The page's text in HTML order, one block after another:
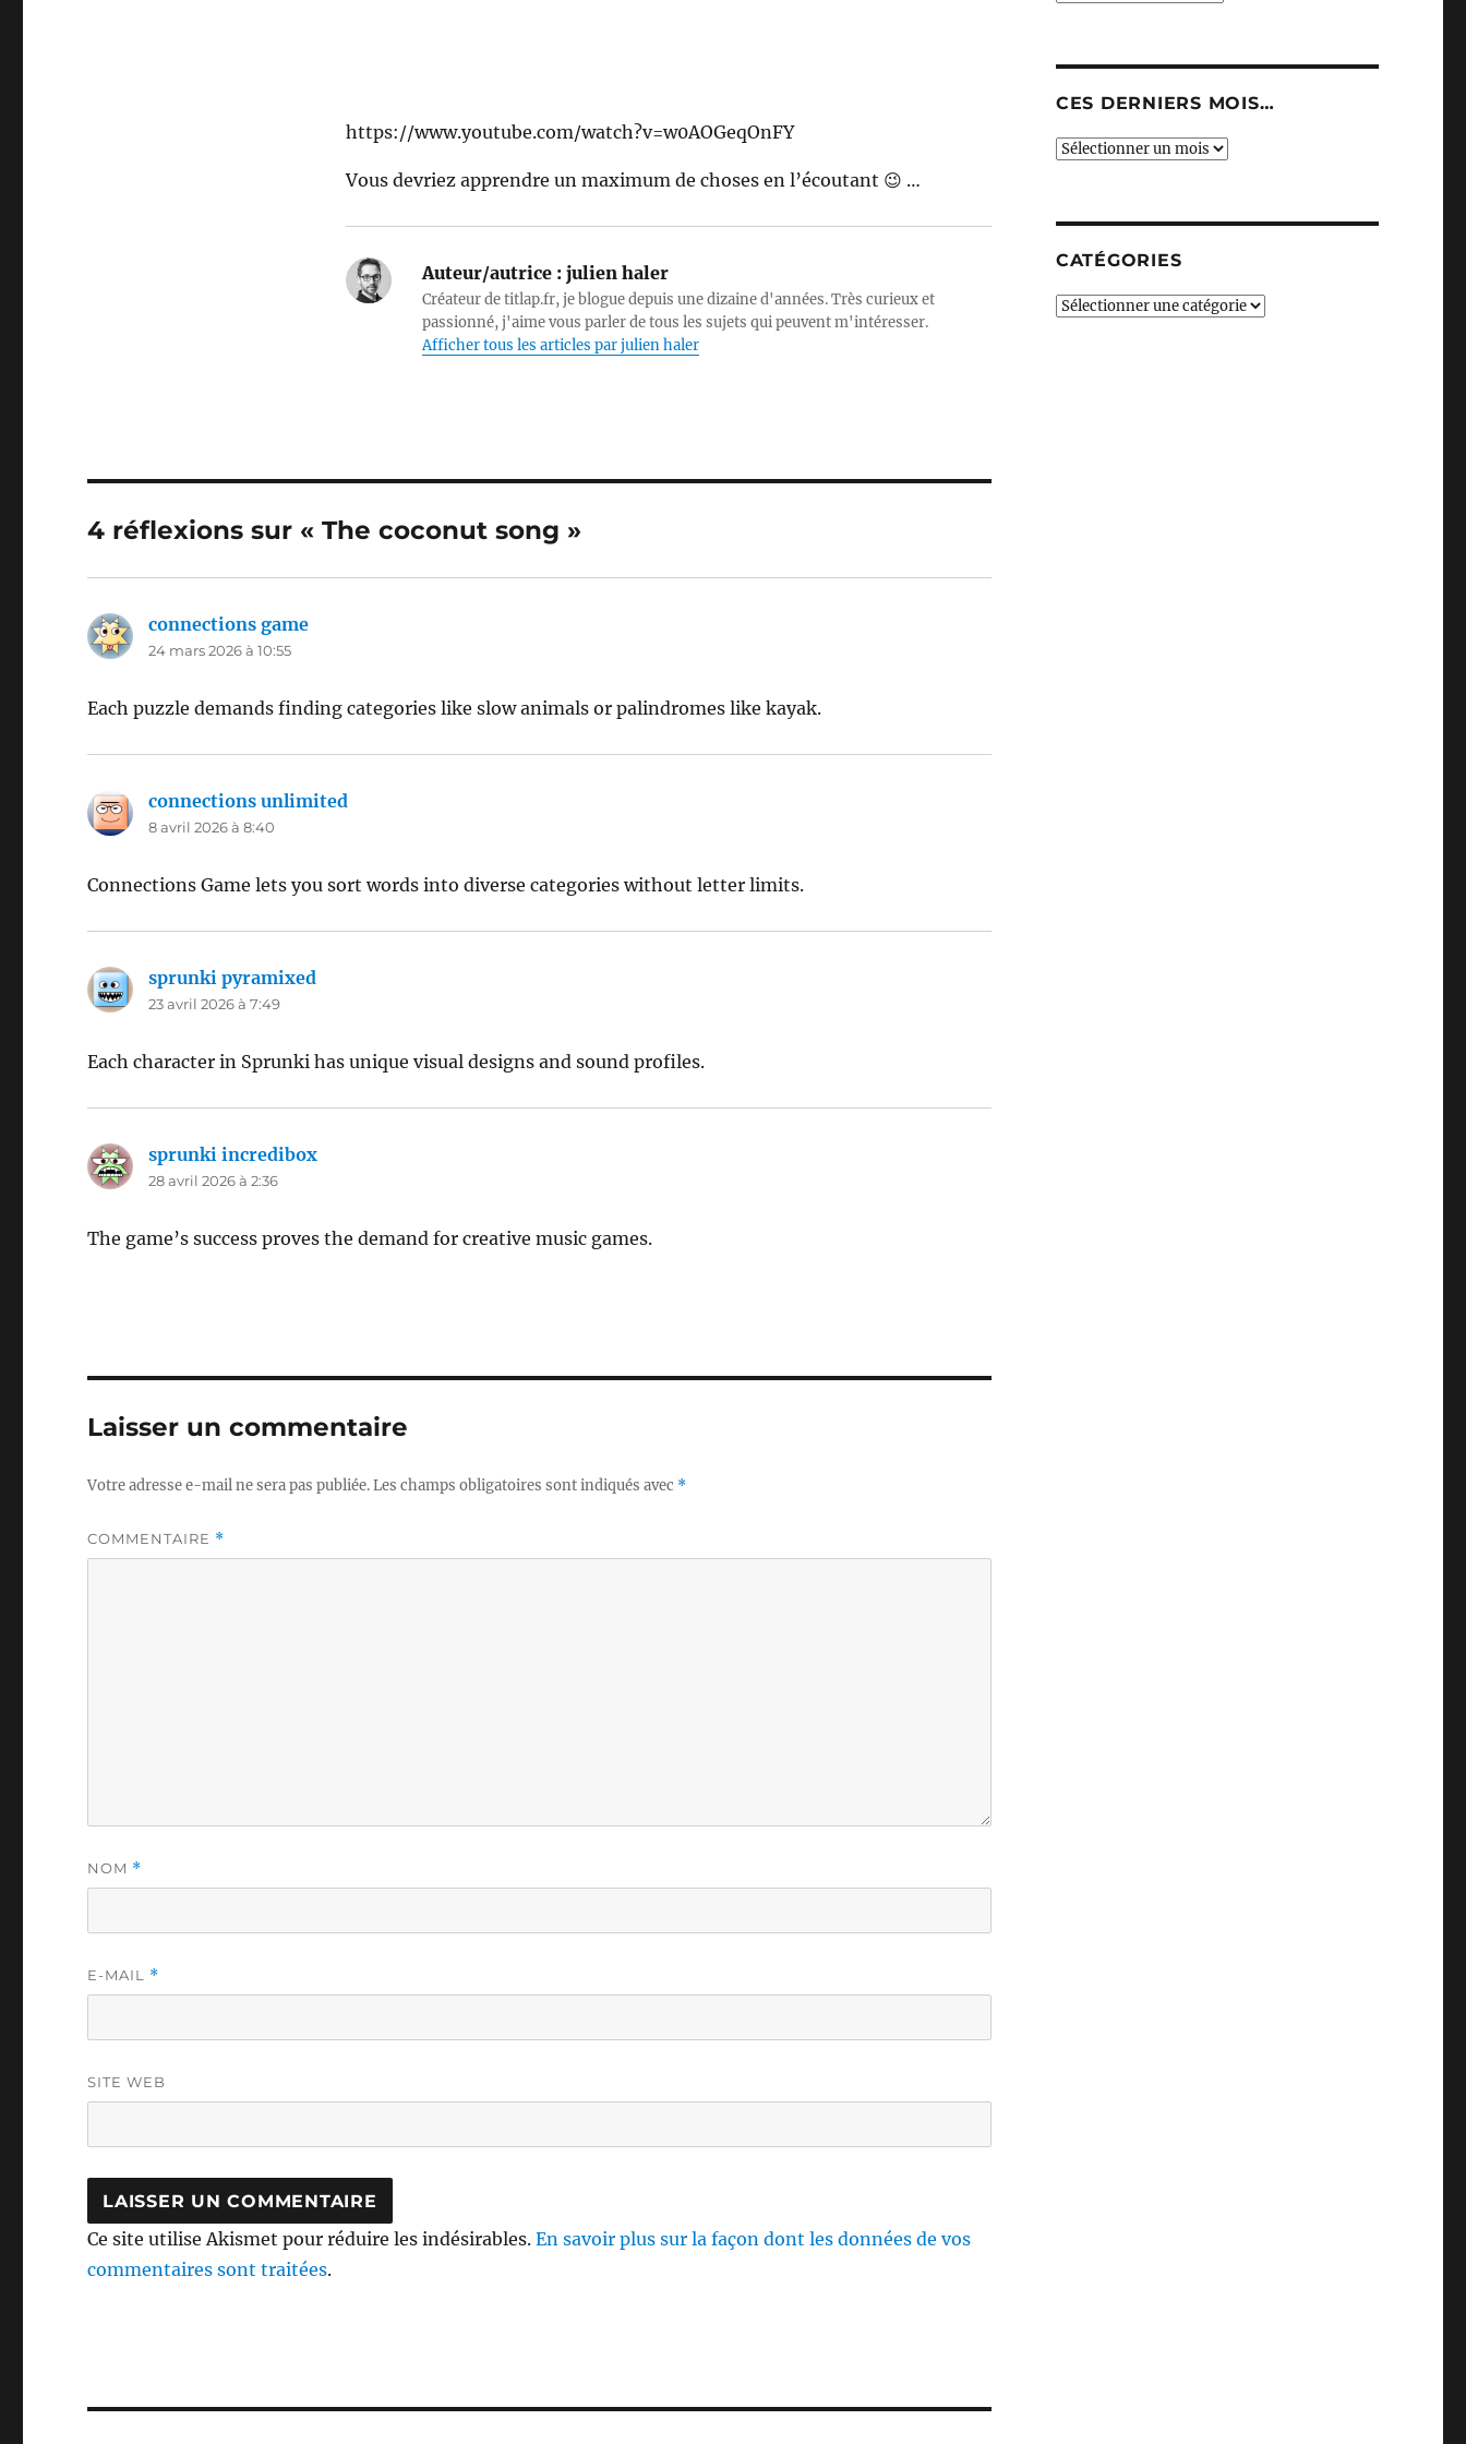
https://www.youtube.com/watch?v=w0AOGeqOnFY
Vous devriez apprendre un maximum de choses en l’écoutant 😉 …
Auteur/autrice :julien haler
Créateur de titlap.fr, je blogue depuis une dizaine d'années. Très curieux et
passionné, j'aime vous parler de tous les sujets qui peuvent m'intéresser.
Afficher tous les articles par julien haler
4 réflexions sur « The coconut song »
connections game
24 mars 2026 à 10:55
Each puzzle demands finding categories like slow animals or palindromes like kayak.
connections unlimited
8 avril 2026 à 8:40
Connections Game lets you sort words into diverse categories without letter limits.
sprunki pyramixed
23 avril 2026 à 7:49
Each character in Sprunki has unique visual designs and sound profiles.
sprunki incredibox
28 avril 2026 à 2:36
The game’s success proves the demand for creative music games.
Laisser un commentaire
Votre adresse e-mail ne sera pas publiée.Les champs obligatoires sont indiqués avec *
COMMENTAIRE *
NOM *
E-MAIL *
SITE WEB
Ce site utilise Akismet pour réduire les indésirables.En savoir plus sur la façon dont les données de vos
commentaires sont traitées.
CES DERNIERS MOIS…
Ces
CATÉGORIES
Catégories